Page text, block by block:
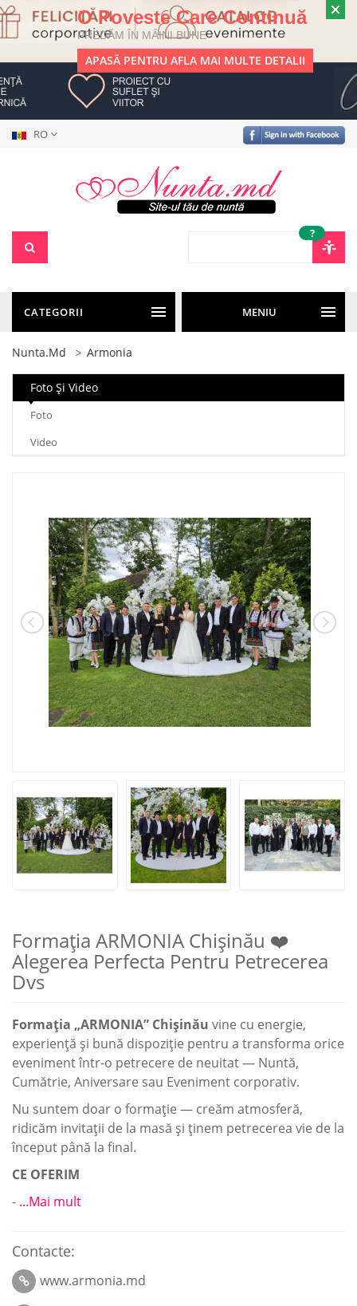
O Poveste Care Continuă
PREDĂM ÎN MÂINI BUNE
APASĂ PENTRU AFLA MAI MULTE DETALII
RO
?
CATEGORII MENIU
Nunta.md Armonia
Foto Şi Video
Foto
Video
Formația ARMONIA Chișinău ❤️
Alegerea Perfecta Pentru Petrecerea
Dvs
Formația „ARMONIA” Chișinău vine cu energie,
experiență și bună dispoziție pentru a transforma orice
eveniment într-o petrecere de neuitat — Nuntă,
Cumătrie, Aniversare sau Eveniment corporativ.
Nu suntem doar o formație — creăm atmosferă,
ridicăm invitații de la masă și ținem petrecerea vie de la
început până la final.
CE OFERIM
- ...Mai mult
Contacte:
www.armonia.md